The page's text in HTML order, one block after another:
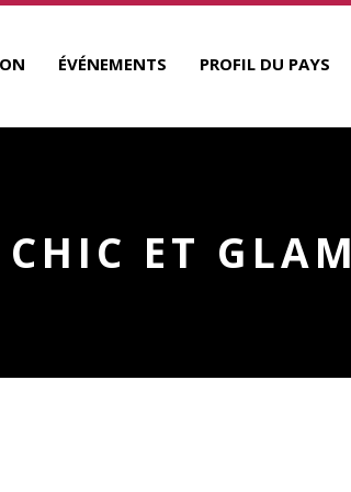
ÉVÉNEMENTS PROFIL DU PAYS
ET GLAM